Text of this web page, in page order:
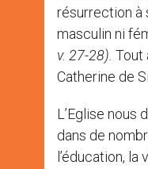
résurrection à
masculin ni
v. 27-28). Tout
Catherine de
L’Eglise nous
dans de
l’éducation,